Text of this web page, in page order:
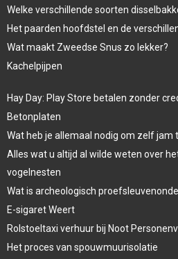
Welke verschillende soorten
Het paarden hoofdstel en de
Wat maakt Zweedse Snus zo lekker?
Kachelpijpen
Hay Day: Play Store betalen zonder
Betonplaten
Wat heb je allemaal nodig om zelf jam
Alles wat u altijd al wilde weten over
vogelnesten
Wat is archeologisch
E-sigaret Weert
Rolstoeltaxi verhuur bij Noot
Het proces van spouwmuurisolatie